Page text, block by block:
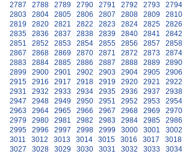
2787
2788 2789 2790 2791 2792 2793 2794
2803
2804 2805 2806 2807 2808 2809 2810
2819
2820 2821 2822 2823 2824 2825 2826
2835
2836 2837 2838 2839 2840 2841 2842
2851
2852 2853 2854 2855 2856 2857 2858
2867
2868 2869 2870 2871 2872 2873 2874
2883
2884 2885 2886 2887 2888 2889 2890
2899
2900 2901 2902 2903 2904 2905 2906
2915
2916 2917 2918 2919 2920 2921 2922
2931
2932 2933 2934 2935 2936 2937 2938
2947
2948 2949 2950 2951 2952 2953 2954
2963
2964 2965 2966 2967 2968 2969 2970
2979
2980 2981 2982 2983 2984 2985 2986
2995
2996 2997 2998 2999 3000 3001 3002
3011
3012 3013 3014 3015 3016 3017 3018
3027
3028 3029 3030 3031 3032 3033 3034